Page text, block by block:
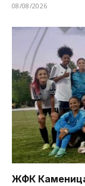
08/08/2026
ЖФК